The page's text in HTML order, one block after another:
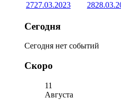
2727.03.2023 28
Сегодня
Сегодня нет событий
Скоро
11
Августа